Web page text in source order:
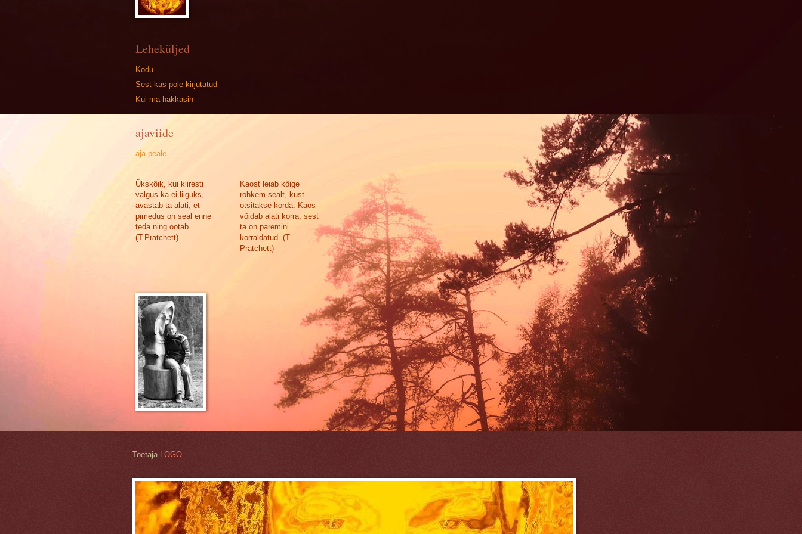
Leheküljed
Kodu
Sest kas pole kirjutatud
Kui ma hakkasin
ajaviide
aja peale
Ükskõik, kui kiiresti
valgus ka ei liiguks,
avastab ta alati, et
pimedus on seal enne
teda ning ootab.
(T.Pratchett)
Kaost leiab kõige
rohkem sealt, kust
otsitakse korda. Kaos
võidab alati korra, sest
ta on paremini
korraldatud. (T.
Pratchett)
Toetaja LOGO